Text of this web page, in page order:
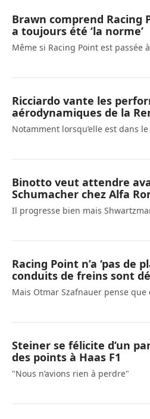
Brawn comprend Racing
a toujours été ‘la norme’
Même si Racing Point est passée
Ricciardo vante les
aérodynamiques de la
Notamment lorsqu’elle est dans
Binotto veut attendre
Schumacher chez Alfa
Il progresse bien mais
Racing Point n’a ‘pas de
conduits de freins sont
Mais Otmar Szafnauer pense que
Steiner se félicite d’un
des points à Haas F1
"Nous n’avions rien à perdre"